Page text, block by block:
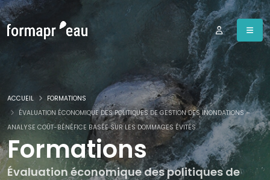
Formations
Évaluation économique des politiques de
ACCUEIL
FORMATIONS
ÉVALUATION ÉCONOMIQUE DES POLITIQUES DE GESTION DES INONDATIONS –
ANALYSE COÛT-BÉNÉFICE BASÉE SUR LES DOMMAGES ÉVITÉS